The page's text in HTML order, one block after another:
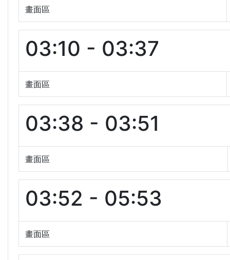
畫面區
03:10 - 03:37
畫面區
03:38 - 03:51
畫面區
03:52 - 05:53
畫面區